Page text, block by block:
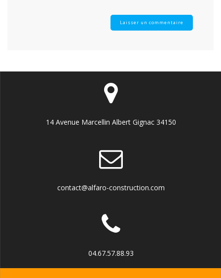
14 Avenue Marcellin Albert Gignac 34150
contact@alfaro-construction.com
04.67.57.88.93